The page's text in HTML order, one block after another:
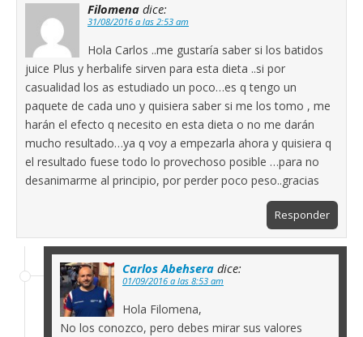
Filomena dice:
31/08/2016 a las 2:53 am
Hola Carlos ..me gustaría saber si los batidos
juice Plus y herbalife sirven para esta dieta ..si por
casualidad los as estudiado un poco…es q tengo un
paquete de cada uno y quisiera saber si me los tomo , me
harán el efecto q necesito en esta dieta o no me darán
mucho resultado…ya q voy a empezarla ahora y quisiera q
el resultado fuese todo lo provechoso posible …para no
desanimarme al principio, por perder poco peso..gracias
Responder
Carlos Abehsera dice:
01/09/2016 a las 8:53 am
Hola Filomena,
No los conozco, pero debes mirar sus valores